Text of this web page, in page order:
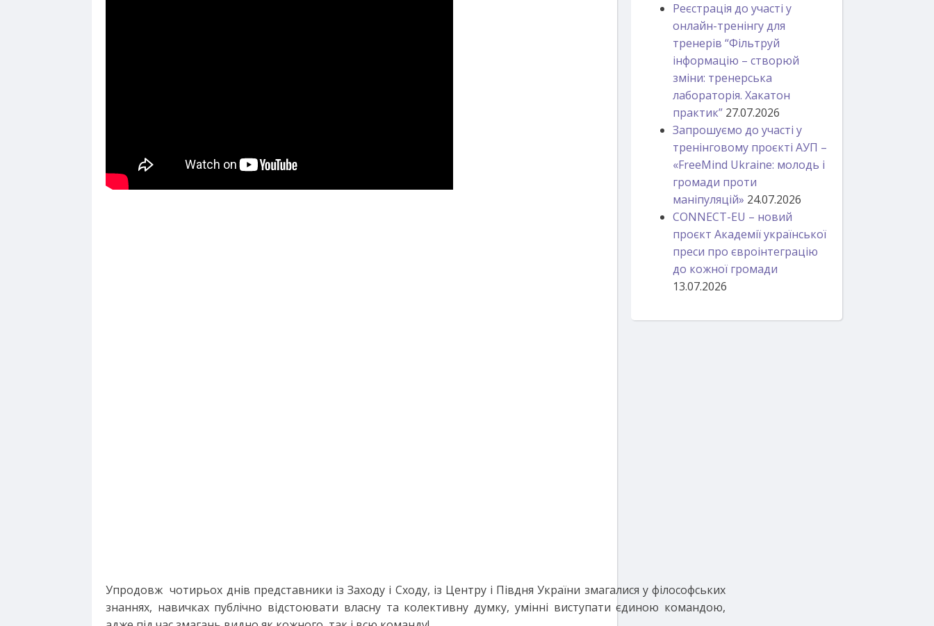
Упродовж чотирьох днів представники із Заходу і Сходу, із Центру і Півдня України змагалися у філософських
знаннях, навичках публічно відстоювати власну та колективну думку, умінні виступати єдиною командою,
Реєстрація до участі у
онлайн-тренінгу для
тренерів “Фільтруй
інформацію – створюй
зміни: тренерська
лабораторія. Хакатон
практик” 27.07.2026
Запрошуємо до участі у
тренінговому проєкті АУП –
«FreeMind Ukraine: молодь і
громади проти
маніпуляцій» 24.07.2026
CONNECT-EU – новий
проєкт Академії української
преси про євроінтеграцію
до кожної громади
13.07.2026